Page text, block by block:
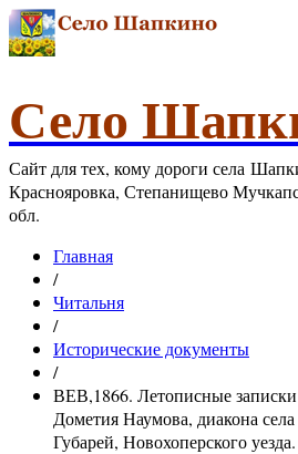
Село
Сайт для тех, кому дороги села
Краснояровка, Степанищево
обл.
Главная
/
Читальня
/
Исторические документы
/
ВЕВ,1866. Летописные записки
Дометия Наумова, диакона села
Губарей, Новохоперского уезда.